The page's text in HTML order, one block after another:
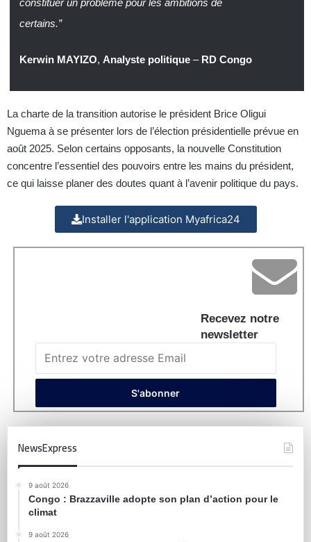
constituer un problème pour les ambitions de
certains.”
Kerwin MAYIZO, Analyste politique– RD Congo
La charte de la transition autorise le président Brice Oligui
Nguema à se présenter lors de l’élection présidentielle prévue en
août 2025. Selon certains opposants, la nouvelle Constitution
concentre l’essentiel des pouvoirs entre les mains du président,
ce qui laisse planer des doutes quant à l’avenir politique du pays.
Installer l'application Myafrica24
Recevez notre
newsletter
NewsExpress
9 août 2026
Congo : Brazzaville adopte son plan d’action pour le
climat
9 août 2026